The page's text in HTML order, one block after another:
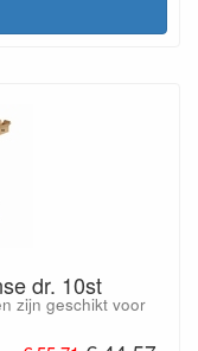
dr. 10st
zijn geschikt voor